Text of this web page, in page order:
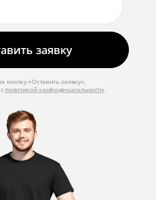
заявку
кнопку «Оставить заявку»,
политикой конфиденциальности.